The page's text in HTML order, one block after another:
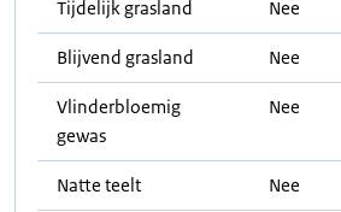
Tijdelijk grasland Nee
Blijvend grasland Nee
Vlinderbloemig
gewas
Nee
Natte teelt Nee